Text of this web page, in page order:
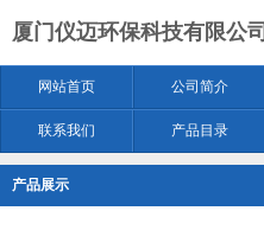
厦门仪迈环保科技有限公司
网站首页 公司简介
联系我们 产品目录
产品展示